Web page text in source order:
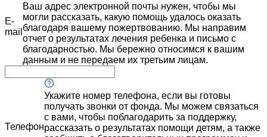
E-
mail
Ваш адрес электронной почты нужен, чтобы мы
могли рассказать, какую помощь удалось оказать
благодаря вашему пожертвованию. Мы направим
отчет о результатах лечения ребенка и письмо с
благодарностью. Мы бережно относимся к вашим
данным и не передаем их третьим лицам.
Телефон
Укажите номер телефона, если вы готовы
получать звонки от фонда. Мы можем связаться
с вами, чтобы поблагодарить за поддержку,
рассказать о результатах помощи детям, а также